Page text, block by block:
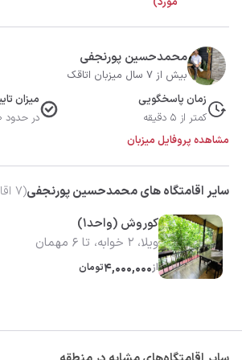
محمدحسین پورنجفی
بیش از 7 سال میزبان اتاقک
زمان پاسخگویی
کمتر از 5 دقیقه
میزان
در حدود 100 درصد
مشاهده پروفایل میزبان
سایر اقامتگاه های محمدحسین پورنجفی(
7
کوروش (واحد1)
ویلا، 2 خوابه، تا 6 مهمان
از4,000,000تومان